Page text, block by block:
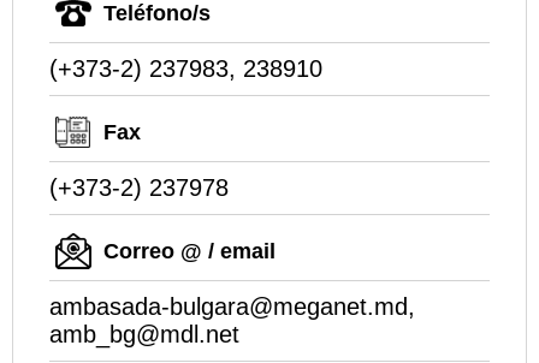
Teléfono/s
(+373-2) 237983, 238910
Fax
(+373-2) 237978
Correo @ / email
ambasada-bulgara@meganet.md,
amb_bg@mdl.net